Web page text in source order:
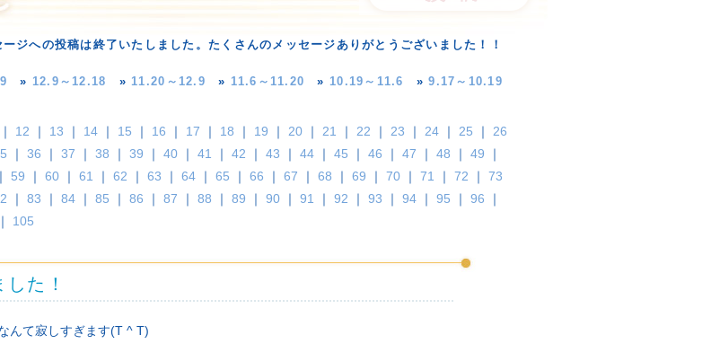
ジへの投稿は終了いたしました。たくさんのメッセージありがとうございました！！
» 12.9～12.18 »11.20～12.9 » 11.6～11.20 » 10.19～11.6 »9.17～10.19
｜ 12 ｜ 13 ｜ 14 ｜ 15 ｜ 16 ｜ 17 ｜ 18 ｜ 19 ｜ 20 ｜ 21 ｜ 22 ｜ 23 ｜ 24 ｜ 25 ｜ 26
｜ 36 ｜ 37 ｜ 38 ｜ 39 ｜ 40 ｜ 41 ｜ 42 ｜ 43 ｜ 44 ｜ 45 ｜ 46 ｜ 47 ｜ 48 ｜ 49 ｜
59 ｜ 60 ｜ 61 ｜ 62 ｜ 63 ｜ 64 ｜ 65 ｜ 66 ｜ 67 ｜ 68 ｜ 69 ｜ 70 ｜ 71 ｜ 72 ｜ 73
｜ 83 ｜ 84 ｜ 85 ｜ 86 ｜ 87 ｜ 88 ｜ 89 ｜ 90 ｜ 91 ｜ 92 ｜ 93 ｜ 94 ｜ 95 ｜ 96 ｜
｜ 105
た！
んて寂しすぎます(T ^ T)